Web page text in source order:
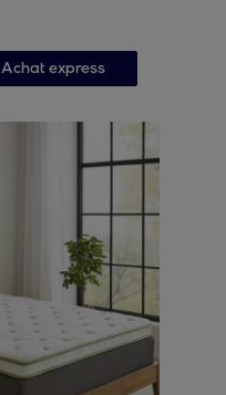
Achat express